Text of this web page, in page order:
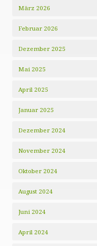
März 2026
Februar 2026
Dezember 2025
Mai 2025
April 2025
Januar 2025
Dezember 2024
November 2024
Oktober 2024
August 2024
Juni 2024
April 2024